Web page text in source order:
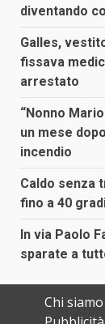
diventando
Galles,
fissava
arrestato
“Nonno
un mese
incendio
Caldo senza
fino a 40
In via Paolo
sparate a
Chi siamo